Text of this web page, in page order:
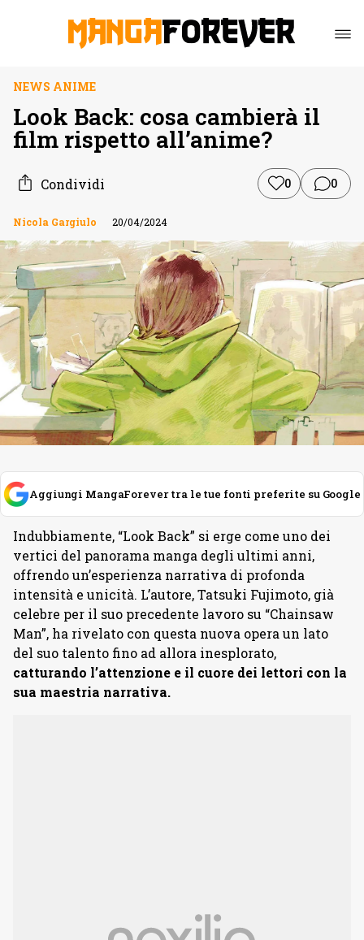
NEWS ANIME
Look Back: cosa cambierà il
film rispetto all’anime?
Condividi 0 0
Nicola Gargiulo 20/04/2024
Aggiungi MangaForever tra le tue fonti preferite su Google
Indubbiamente, “Look Back” si erge come uno dei
vertici del panorama manga degli ultimi anni,
offrendo un’esperienza narrativa di profonda
intensità e unicità. L’autore, Tatsuki Fujimoto, già
celebre per il suo precedente lavoro su “Chainsaw
Man”, ha rivelato con questa nuova opera un lato
del suo talento fino ad allora inesplorato,
catturando l’attenzione e il cuore dei lettori con la
sua maestria narrativa.